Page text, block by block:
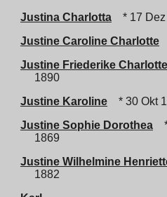
Justina Charlotta
* 17
Justine Caroline Charlotte
Justine Friederike Charlotte
1890
Justine Karoline
* 30 Okt
Justine Sophie Dorothea
1869
Justine Wilhelmine
1882